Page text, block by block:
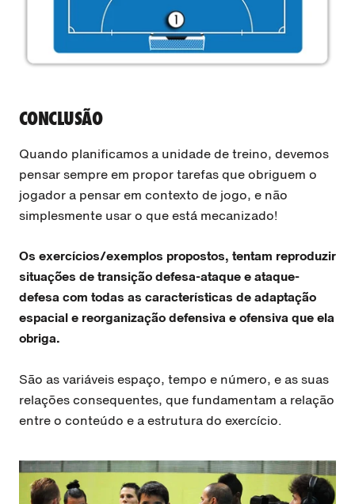
CONCLUSÃO
Quando planificamos a unidade de treino, devemos
pensar sempre em propor tarefas que obriguem o
jogador a pensar em contexto de jogo, e não
simplesmente usar o que está mecanizado!
Os exercícios/exemplos propostos, tentam reproduzir
situações de transição defesa-ataque e ataque-
defesa com todas as características de adaptação
espacial e reorganização defensiva e ofensiva que ela
obriga.
São as variáveis espaço, tempo e número, e as suas
relações consequentes, que fundamentam a relação
entre o conteúdo e a estrutura do exercício.